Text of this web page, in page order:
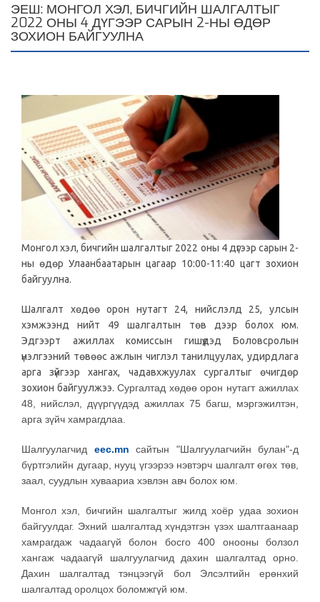
ЭЕШ: МОНГОЛ ХЭЛ, БИЧГИЙН ШАЛГАЛТЫГ
2022 ОНЫ 4 ДҮГЭЭР САРЫН 2-НЫ ӨДӨР
ЗОХИОН БАЙГУУЛНА
Монгол хэл, бичгийн шалгалтыг 2022 оны 4 дүгээр сарын 2-
ны өдөр Улаанбаатарын цагаар 10:00-11:40 цагт зохион
байгуулна.
Шалгалт хөдөө орон нутагт 24, нийслэлд 25, улсын
хэмжээнд нийт 49 шалгалтын төв дээр болох юм.
Эдгээрт ажиллах комиссын гишүүдэд Боловсролын
үнэлгээний төвөөс ажлын чиглэл танилцуулах, удирдлага
арга зүйгээр хангах, чадавхжуулах сургалтыг өчигдөр
зохион байгуулжээ. Сургалтад хөдөө орон нутагт ажиллах
48, нийслэл, дүүргүүдэд ажиллах 75 багш, мэргэжилтэн,
арга зүйч хамрагдлаа.
Шалгуулагчид eec.mn сайтын "Шалгуулагчийн булан"-д
бүртгэлийн дугаар, нууц үгээрээ нэвтэрч шалгалт өгөх төв,
заал, суудлын хуваариа хэвлэн авч болох юм.
Монгол хэл, бичгийн шалгалтыг жилд хоёр удаа зохион
байгуулдаг. Эхний шалгалтад хүндэтгэн үзэх шалтгаанаар
хамрагдаж чадаагүй болон босго 400 онооны болзол
хангаж чадаагүй шалгуулагчид дахин шалгалтад орно.
Дахин шалгалтад тэнцээгүй бол Элсэлтийн ерөнхий
шалгалтад оролцох боломжгүй юм.